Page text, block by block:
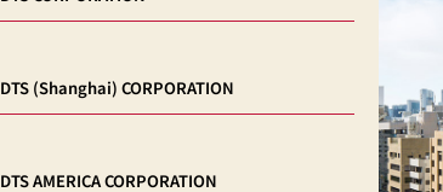
DTS (Shanghai) CORPORATION
DTS AMERICA CORPORATION